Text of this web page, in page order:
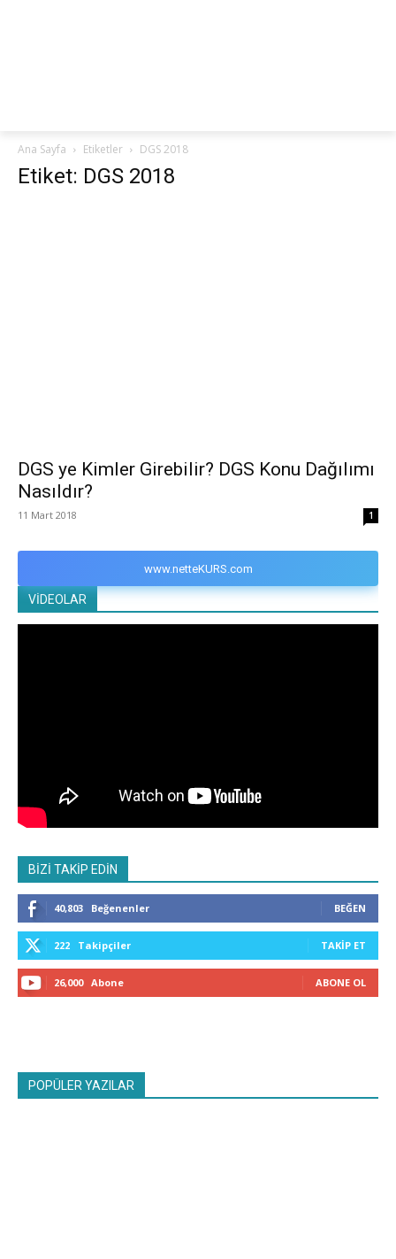
Ana Sayfa Etiketler DGS 2018
Etiket: DGS 2018
DGS ye Kimler Girebilir? DGS Konu Dağılımı
Nasıldır?
11 Mart 2018 1
www.netteKURS.com
VİDEOLAR
BİZİ TAKİP EDİN
40,803 Beğenenler BEĞEN
222 Takipçiler TAKIP ET
26,000 Abone ABONE OL
POPÜLER YAZILAR